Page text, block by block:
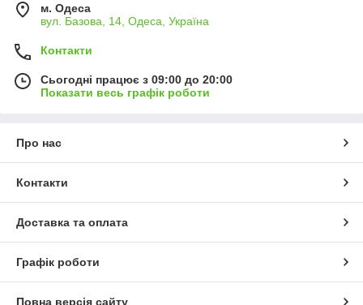
м. Одеса
вул. Базова, 14, Одеса, Україна
Контакти
Сьогодні працює з 09:00 до 20:00
Показати весь графік роботи
Про нас
Контакти
Доставка та оплата
Графік роботи
Повна версія сайту